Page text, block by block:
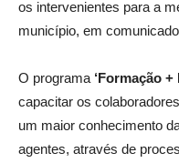
os intervenientes para a
município, em
O programa ‘Formação +
capacitar os
um maior conhecimento
agentes, através de